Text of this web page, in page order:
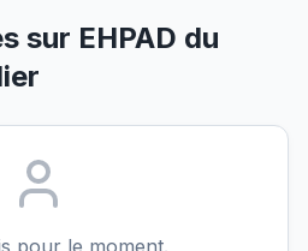
sur EHPAD du